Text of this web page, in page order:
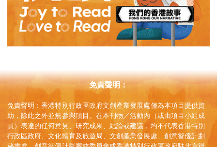
免責聲明：
免責聲明：香港特別行政區政府文創產業發展處僅為本項目提供資
助，除此之外並無參與項目。在本刊物／活動內（或由項目小組成
員）表達的任何意見、研究成果、結論或建議，均不代表香港特別
行政區政府、文化體育及旅遊局、文創產業發展處、創意智優計劃